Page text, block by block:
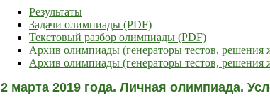
Результаты
Задачи олимпиады (PDF)
Текстовый разбор олимпиады (PDF)
Архив олимпиады (генераторы тестов,
Архив олимпиады (генераторы тестов,
2 марта 2019 года. Личная олимпиада.